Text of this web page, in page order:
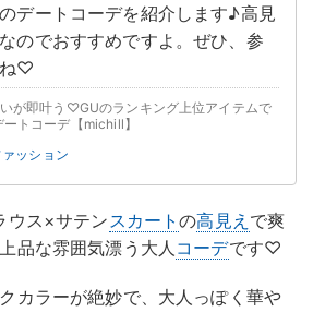
デートコーデを紹介します♪高見
のでおすすめですよ。ぜひ、参
ね♡
が即叶う♡GUのランキング上位アイテムで
トコーデ【michill】
ッション
ウス×サテンスカートの高見え で爽
品な雰囲気漂う大人 コーデです♡
カラーが絶妙で、大人っぽく華や